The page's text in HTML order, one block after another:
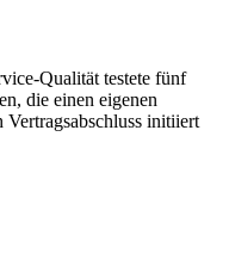
Qualität testete fünf
die einen eigenen
initiiert